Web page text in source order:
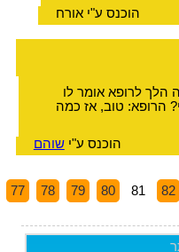
הוכנס ע"י אורח
לרופא אומר לו
הרופא: טוב, אז כמה
הוכנס ע"ישוהם
77 78 79 80 81 82